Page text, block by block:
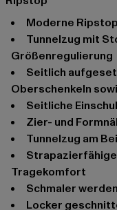
Moderne
Tunnelzug mit Stopper bietet flexible
Größenregulierung
Seitlich aufgesetzte Cargo-Taschen an den
Oberschenkeln
Seitliche
Zier- und
Tunnelzug am
Strapazierfähigem Baumwoll-Twill bietet hohen
Tragekomfort
Schmaler
Locker